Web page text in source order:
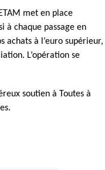
met en place
à chaque passage en
achats à l’euro supérieur,
L’opération se
soutien à Toutes à